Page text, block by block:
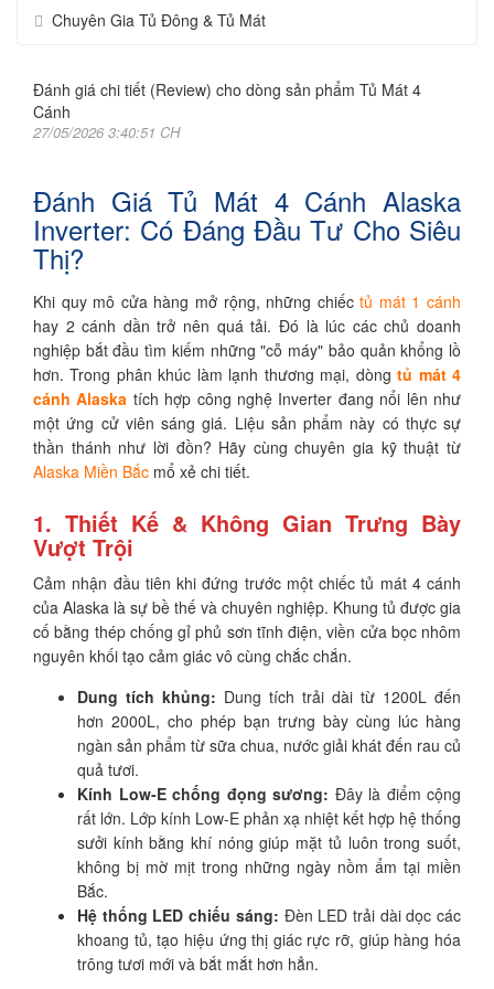
Chuyên Gia Tủ Đông & Tủ Mát
Đánh giá chi tiết (Review) cho dòng sản phẩm Tủ Mát 4
Cánh
27/05/2026 3:40:51 CH
Đánh Giá Tủ Mát 4 Cánh Alaska
Inverter: Có Đáng Đầu Tư Cho Siêu
Thị?
Khi quy mô cửa hàng mở rộng, những chiếctủ mát 1 cánh
hay 2 cánh dần trở nên quá tải. Đó là lúc các chủ doanh
nghiệp bắt đầu tìm kiếm những "cỗ máy" bảo quản khổng lồ
hơn. Trong phân khúc làm lạnh thương mại, dòngtủ mát 4
cánh Alaska tích hợp công nghệ Inverter đang nổi lên như
một ứng cử viên sáng giá. Liệu sản phẩm này có thực sự
thần thánh như lời đồn? Hãy cùng chuyên gia kỹ thuật từ
Alaska Miền Bắc mổ xẻ chi tiết.
1. Thiết Kế & Không Gian Trưng Bày
Vượt Trội
Cảm nhận đầu tiên khi đứng trước một chiếc tủ mát 4 cánh
của Alaska là sự bề thế và chuyên nghiệp. Khung tủ được gia
cố bằng thép chống gỉ phủ sơn tĩnh điện, viền cửa bọc nhôm
nguyên khối tạo cảm giác vô cùng chắc chắn.
Dung tích khủng: Dung tích trải dài từ 1200L đến
hơn 2000L, cho phép bạn trưng bày cùng lúc hàng
ngàn sản phẩm từ sữa chua, nước giải khát đến rau củ
quả tươi.
Kính Low-E chống đọng sương: Đây là điểm cộng
rất lớn. Lớp kính Low-E phản xạ nhiệt kết hợp hệ thống
sưởi kính bằng khí nóng giúp mặt tủ luôn trong suốt,
không bị mờ mịt trong những ngày nồm ẩm tại miền
Bắc.
Hệ thống LED chiếu sáng: Đèn LED trải dài dọc các
khoang tủ, tạo hiệu ứng thị giác rực rỡ, giúp hàng hóa
trông tươi mới và bắt mắt hơn hẳn.